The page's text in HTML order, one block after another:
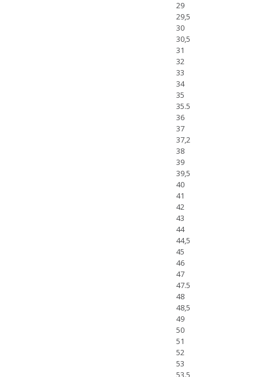
29
29,5
30
30,5
31
32
33
34
35
35.5
36
37
37,2
38
39
39,5
40
41
42
43
44
44,5
45
46
47
47.5
48
48,5
49
50
51
52
53
53.5